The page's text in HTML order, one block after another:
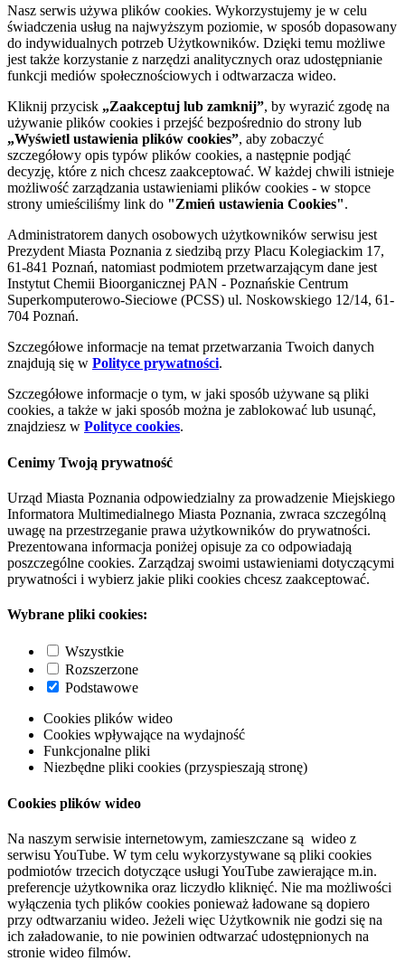
Nasz serwis używa plików cookies. Wykorzystujemy je w celu
świadczenia usług na najwyższym poziomie, w sposób dopasowany
do indywidualnych potrzeb Użytkowników. Dzięki temu możliwe
jest także korzystanie z narzędzi analitycznych oraz udostępnianie
funkcji mediów społecznościowych i odtwarzacza wideo.
Kliknij przycisk „Zaakceptuj lub zamknij”, by wyrazić zgodę na
używanie plików cookies i przejść bezpośrednio do strony lub
„Wyświetl ustawienia plików cookies”, aby zobaczyć
szczegółowy opis typów plików cookies, a następnie podjąć
decyzję, które z nich chcesz zaakceptować. W każdej chwili istnieje
możliwość zarządzania ustawieniami plików cookies - w stopce
strony umieściliśmy link do "Zmień ustawienia Cookies".
Administratorem danych osobowych użytkowników serwisu jest
Prezydent Miasta Poznania z siedzibą przy Placu Kolegiackim 17,
61-841 Poznań, natomiast podmiotem przetwarzającym dane jest
Instytut Chemii Bioorganicznej PAN - Poznańskie Centrum
Superkomputerowo-Sieciowe (PCSS) ul. Noskowskiego 12/14, 61-
704 Poznań.
Szczegółowe informacje na temat przetwarzania Twoich danych
znajdują się w Polityce prywatności.
Szczegółowe informacje o tym, w jaki sposób używane są pliki
cookies, a także w jaki sposób można je zablokować lub usunąć,
znajdziesz w Polityce cookies.
Cenimy Twoją prywatność
Urząd Miasta Poznania odpowiedzialny za prowadzenie Miejskiego
Informatora Multimedialnego Miasta Poznania, zwraca szczególną
uwagę na przestrzeganie prawa użytkowników do prywatności.
Prezentowana informacja poniżej opisuje za co odpowiadają
poszczególne cookies. Zarządzaj swoimi ustawieniami dotyczącymi
prywatności i wybierz jakie pliki cookies chcesz zaakceptować.
Wybrane pliki cookies:
Wszystkie
Rozszerzone
Podstawowe
Cookies plików wideo
Cookies wpływające na wydajność
Funkcjonalne pliki
Niezbędne pliki cookies (przyspieszają stronę)
Cookies plików wideo
Na naszym serwisie internetowym, zamieszczane są wideo z
serwisu YouTube. W tym celu wykorzystywane są pliki cookies
podmiotów trzecich dotyczące usługi YouTube zawierające m.in.
preferencje użytkownika oraz liczydło kliknięć. Nie ma możliwości
wyłączenia tych plików cookies ponieważ ładowane są dopiero
przy odtwarzaniu wideo. Jeżeli więc Użytkownik nie godzi się na
ich załadowanie, to nie powinien odtwarzać udostępnionych na
stronie wideo filmów.